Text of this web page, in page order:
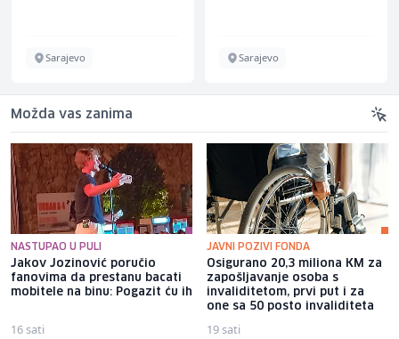
Sarajevo Sarajevo
Možda vas zanima
NASTUPAO U PULI
Jakov Jozinović poručio
fanovima da prestanu bacati
mobitele na binu: Pogazit ću ih
16 sati
JAVNI POZIVI FONDA
Osigurano 20,3 miliona KM za
zapošljavanje osoba s
invaliditetom, prvi put i za
one sa 50 posto invaliditeta
19 sati